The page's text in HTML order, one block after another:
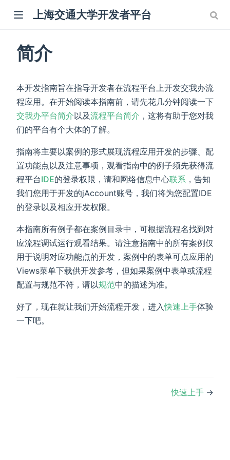
上海交通大学开发者平台
简介
本开发指南旨在指导开发者在流程平台上开发交我办流
程应用。在开始阅读本指南前，请先花几分钟阅读一下
交我办平台简介以及流程平台简介 ，这将有助于您对我
们的平台有个大体的了解。
指南将主要以案例的形式展现流程应用开发的步骤、配
置功能点以及注意事项，观看指南中的例子须先获得流
程平台IDE的登录权限，请和网络信息中心联系 ，告知
我们您用于开发的jAccount账号，我们将为您配置IDE
的登录以及相应开发权限。
本指南所有例子都在案例目录中，可根据流程名找到对
应流程调试运行观看结果。请注意指南中的所有案例仅
用于说明对应功能点的开发，案例中的表单可点应用的
Views菜单下载供开发参考，但如果案例中表单或流程
配置与规范不符，请以规范中的描述为准。
好了，现在就让我们开始流程开发，进入快速上手体验
一下吧。
快速上手 →